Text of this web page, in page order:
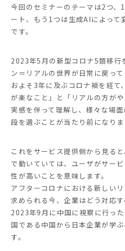
今回のセミナーのテーマは2つ、
ート、もう1つは生成AIによって
です。
2023年5月の新型コロナ5類移行
ン＝リアルの世界が日常に戻って
およそ3年に及ぶコロナ禍を経て
が楽なこと」と「リアルの方が
実感を伴って理解し、様々な場
段を選ぶことが当たり前になりま
これをサービス提供側から見る
で動いていては、ユーザがサー
性が高いことを意味します。
アフターコロナにおける新しい
求められる今、企業はどう対応す
2023年9月に中国に視察に行っ
国である中国から日本企業が学
す。